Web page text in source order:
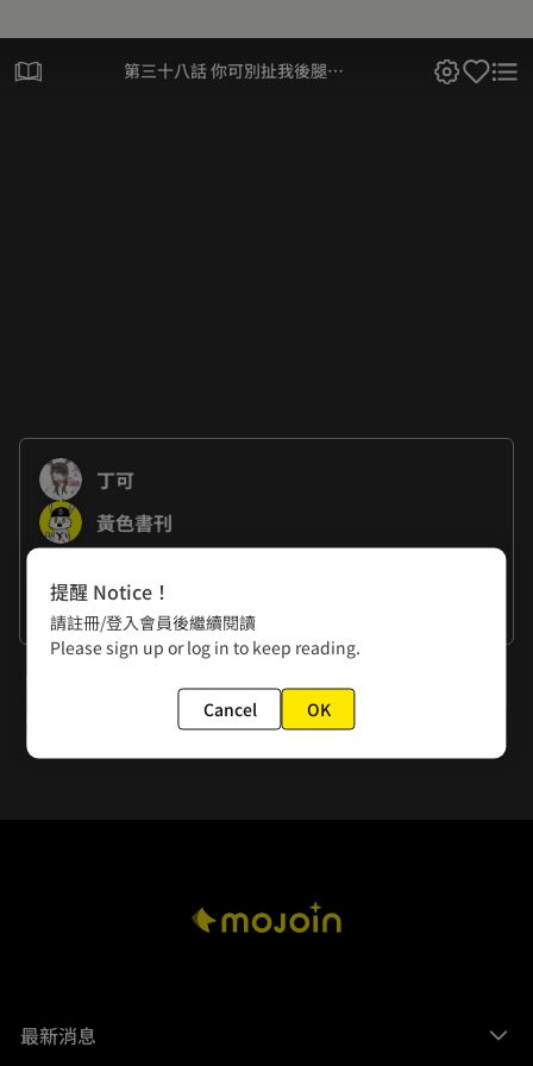
第三十八話 你可別扯我後腿
丁可
黃色書刊
作者的話
謝謝大家的觀看。
第三十九話 你會破壞我安穩的戀愛生活
最新消息
提醒 Notice！
請註冊/登入會員後繼續閱讀
Please sign up or log in to keep reading.
Cancel OK